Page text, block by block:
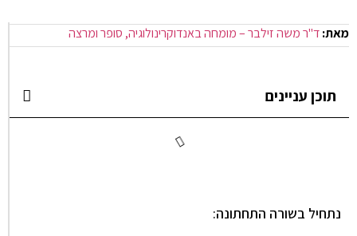
מאת:ד"ר משה זילבר – מומחה באנדוקרינולוגיה, סופר ומרצה
תוכן עניינים
נתחיל בשורה התחתונה: